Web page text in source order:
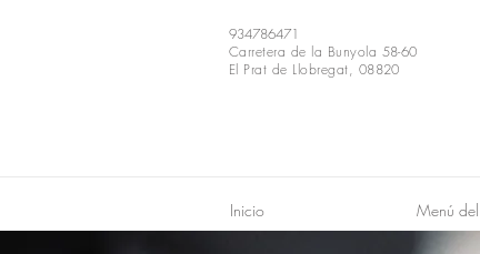
934786471
Carretera de la Bunyola 58-60
El Prat de Llobregat, 08820
Inicio Menú